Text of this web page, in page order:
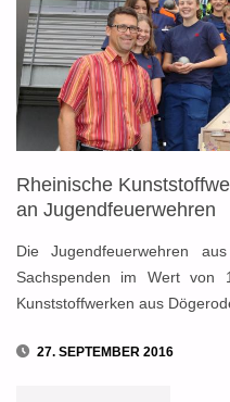
LÖSCHT
BRENNENDE
Rheinische
an Jugendfeuerwehren
Die Jugendfeuerwehren
Sachspenden im Wert von
Kunststoffwerken aus
27. SEPTEMBER 2016